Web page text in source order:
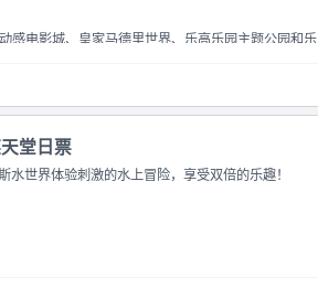
感电影城、皇家马德里世界、乐高乐园主题公园和乐
堂日票
世界体验刺激的水上冒险，享受双倍的乐趣！